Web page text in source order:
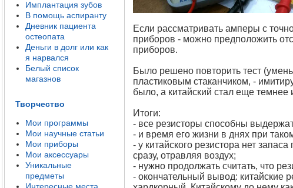
Имплантация зубов
В помощь аспиранту
Дневник пациента
остеопата
Деньги в долг или как
я нарвался
Белый список
магазнов
Творчество
Мои программы
Мои научные статьи
Мои приборы
Мои аксессуары
Уникальные
предметы
Если рассматривать амперы с
приборов - можно предположить
приборов.
Было решено повторить тест
пластиковым стаканчиком, -
было, а китайский стал еще
Итоги:
- все резисторы способны
- и время его жизни в днях при
- у китайского резистора нет
сразу, отравляя воздух;
- нужно продолжать считать, что
- окончательный вывод: китайские